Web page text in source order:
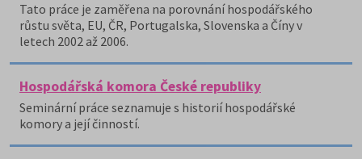
Tato práce je zaměřena na porovnání hospodářského
růstu světa, EU, ČR, Portugalska, Slovenska a Číny v
letech 2002 až 2006.
Hospodářská komora České republiky
Seminární práce seznamuje s historií hospodářské
komory a její činností.